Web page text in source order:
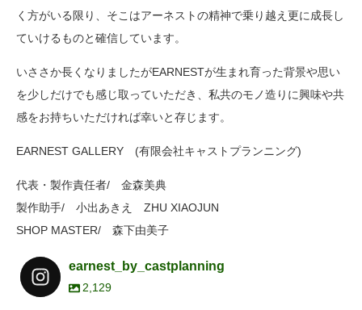
く方がいる限り、そこはアーネストの精神で乗り越え更に成長し
ていけるものと確信しています。
いささか長くなりましたがEARNESTが生まれ育った背景や思い
を少しだけでも感じ取っていただき、私共のモノ造りに興味や共
感をお持ちいただければ幸いと存じます。
EARNEST GALLERY (有限会社キャストプランニング)
代表・製作責任者/ 金森美典
製作助手/ 小出あきえ
ZHU XIAOJUN
SHOP MASTER/ 森下由美子
earnest_by_castplanning
2,129